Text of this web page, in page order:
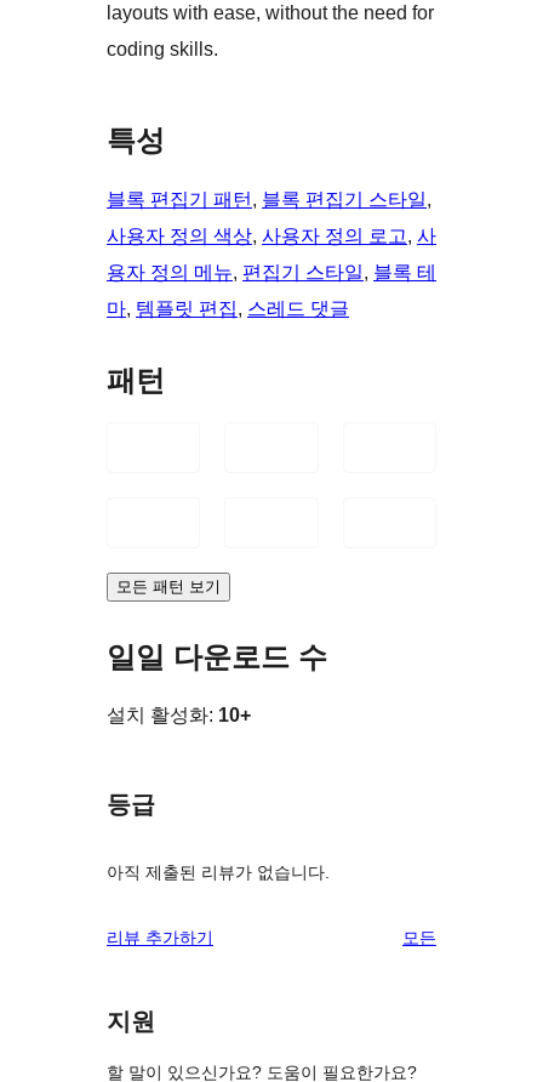
layouts with ease, without the need for
coding skills.
특성
블록 편집기 패턴 , 블록 편집기 스타일
사용자 정의 색상, 사용자 정의 로고, 사
용자 정의 메뉴, 편집기 스타일, 블록 테
마, 템플릿 편집, 스레드 댓글
패턴
모든 패턴 보기
일일 다운로드 수
설치 활성화: 10+
등급
아직 제출된 리뷰가 없습니다.
리뷰 추가하기 모든
지원
할 말이 있으신가요? 도움이 필요한가요?